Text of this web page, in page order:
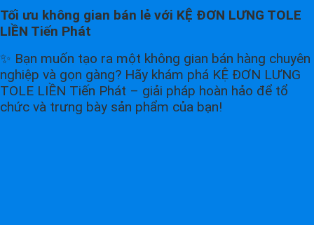
Tối ưu không gian bán lẻ với KỆ ĐƠN LƯNG TOLE
LIỀN Tiến Phát
✨ Bạn muốn tạo ra một không gian bán hàng chuyên
nghiệp và gọn gàng? Hãy khám phá KỆ ĐƠN LƯNG
TOLE LIỀN Tiến Phát – giải pháp hoàn hảo để tổ
chức và trưng bày sản phẩm của bạn!